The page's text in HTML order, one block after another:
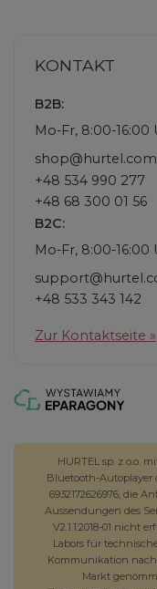
KONTAKT
B2B:
Mo-Fr, 8:00-16:00
shop@hurtel.com
+48 534 990 277
+48 68 300 01 56
B2C:
Mo-Fr, 8:00-16:00
+48 533 343 142
Zur Kontaktseite »
HURTEL sp. z o.o.
Bluetooth-Autoplayer
6932172626976, die
Aussendungen des
V2.1.1:2018-01 nicht
Labors für
Kommunikation
Markt